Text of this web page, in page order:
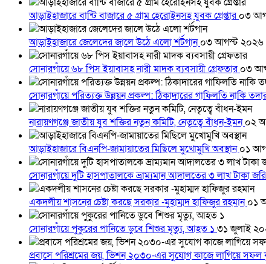
আড়াইহাজারে বান্টি বাজারে ৫ গ্রাম হেরোইনসহ যুবক গ্রেপ্তার০৩
আড়াইহাজারে জেলেদের জালে উঠে এলো শর্টগান০৩ আগস্ট ২০২৬
সোনারগাঁয়ে ৬৮ পিস ইয়াবাসহ নারী মাদক ব্যবসায়ী গ্রেফতার০৩
সোনারগাঁয়ে পরিত্যক্ত উন্নয়ন প্রকল্প: ঠিকাদারের গাফিলতি নাকি
নারায়ণগঞ্জে জাতীয় যুব শক্তির নতুন কমিটি, নেতৃত্বে বাঁধন-ইমন০২
আড়াইহাজারে বিএনপি-জামায়াতের মিছিলে মুখোমুখি অবস্থান০১
সোনারগাঁয়ে দুটি হাসপাতালকে ভ্রাম্যমান আদালতের ৩ লাখ টাকা
একদলীয় শাসনের চেষ্টা করছে সরকার -মুহাম্মদ হাফিজুর রহমান০১
সোনারগাঁয়ে পুকুরের পানিতে ডুবে শিশুর মৃত্যু, আহত ১ ৩১ জুলাই
প্রবাসে পরিশ্রমের জয়, ভিশন ২০৩০-এর সুযোগ কাজে লাগিয়ে সফল